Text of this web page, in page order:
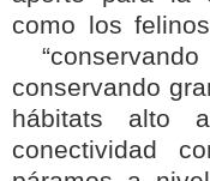
como los
conservando
hábitats alto
conectividad